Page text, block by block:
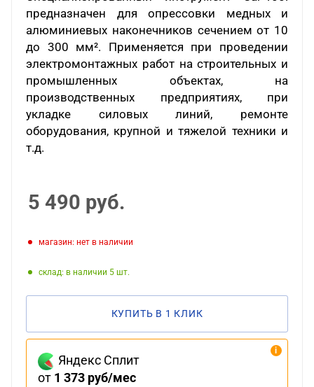
предназначен для опрессовки медных и
алюминиевых наконечников сечением от 10
до 300 мм². Применяется при проведении
электромонтажных работ на строительных и
промышленных объектах, на
производственных предприятиях, при
укладке силовых линий, ремонте
оборудования, крупной и тяжелой техники и
т.д.
5 490 руб.
Магазин: нет в наличии
Склад: в наличии 5
КУПИТЬ В 1 КЛИК
Яндекс Сплит
от 1 373 руб/мес